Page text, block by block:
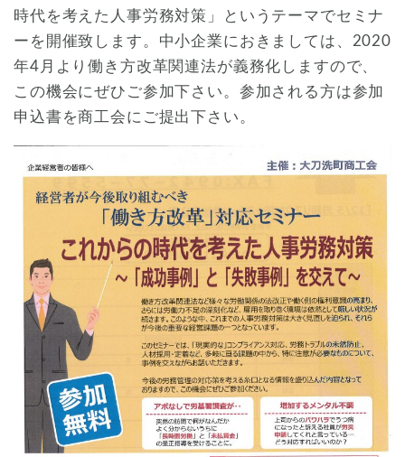
革」
対
応
ミ
ナ
の
開
は
時代を考えた人事労務対策」というテーマでセミナ
ーを開催致します。中小企業におきましては、2020
年4月より働き方改革関連法が義務化しますので、
この機会にぜひご参加下さい。参加される方は参加
申込書を商工会にご提出下さい。